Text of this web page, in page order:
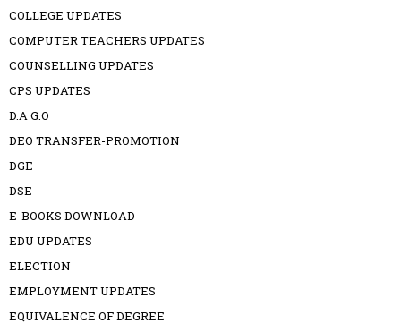
COLLEGE UPDATES
COMPUTER TEACHERS UPDATES
COUNSELLING UPDATES
CPS UPDATES
D.A G.O
DEO TRANSFER-PROMOTION
DGE
DSE
E-BOOKS DOWNLOAD
EDU UPDATES
ELECTION
EMPLOYMENT UPDATES
EQUIVALENCE OF DEGREE